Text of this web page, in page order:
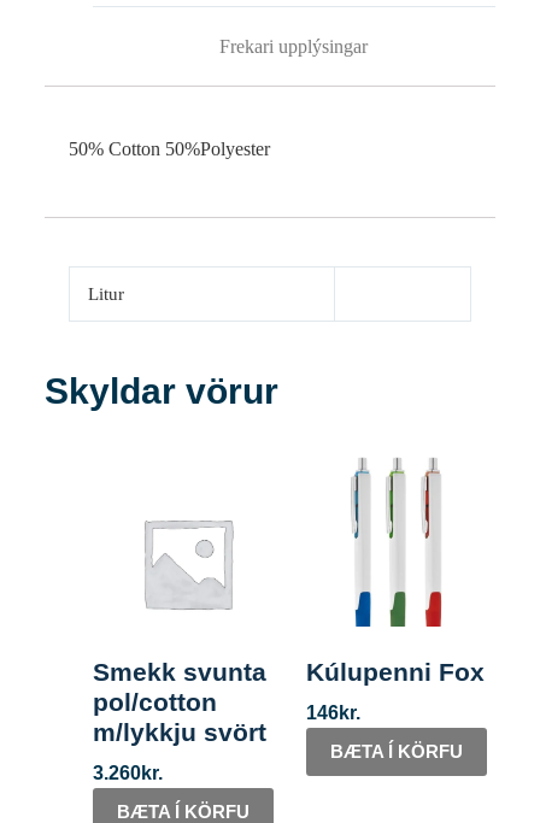
Frekari upplýsingar
50% Cotton 50%Polyester
Litur
Skyldar vörur
Smekk svunta
pol/cotton
m/lykkju svört
3.260kr.
BÆTA Í KÖRFU
Kúlupenni Fox
146kr.
BÆTA Í KÖRFU